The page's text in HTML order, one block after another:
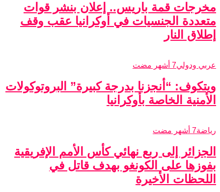
مخرجات قمة باريس.. إعلان بنشر قوات
متعددة الجنسيات في أوكرانيا عقب وقف
إطلاق النار
عربي ودولي7 أشهر مضت
ويتكوف: “أنجزنا بدرجة كبيرة” البروتوكولات
الأمنية الخاصة بأوكرانيا
رياضة7 أشهر مضت
الجزائر إلى ربع نهائي كأس الأمم الإفريقية
بفوزها على الكونغو بهدف قاتل في
اللحظات الأخيرة